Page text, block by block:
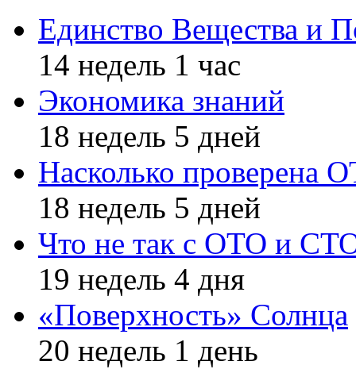
Единство Вещества и
14 недель 1 час
Экономика знаний
18 недель 5 дней
Насколько проверена
18 недель 5 дней
Что не так с ОТО и
19 недель 4 дня
«Поверхность» Солнца
20 недель 1 день